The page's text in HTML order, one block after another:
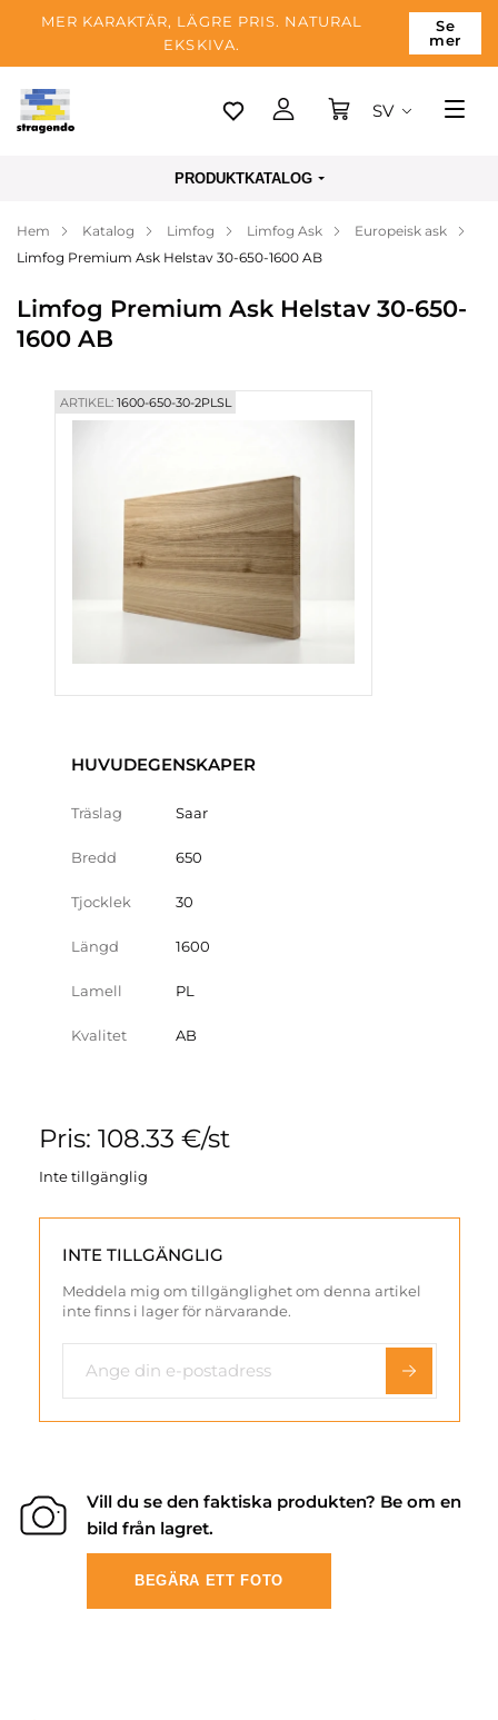
MER KARAKTÄR, LÄGRE PRIS. NATURAL
EKSKIVA.
Se
mer
Tallinn
Betalning
Blogg
SV
PRODUKTKATALOG
Hem Katalog Limfog Limfog Ask
Europeisk ask
Limfog Premium Ask Helstav 30-650-1600 AB
Limfog Premium Ask Helstav 30-650-
1600 AB
ARTIKEL:1600-650-30-2PLSL
HUVUDEGENSKAPER
Träslag Saar
Bredd 650
Tjocklek 30
Längd 1600
Lamell PL
Kvalitet AB
Pris: 108.33 €/st
Inte tillgänglig
INTE TILLGÄNGLIG
Meddela mig om tillgänglighet om denna artikel
inte finns i lager för närvarande.
Vill du se den faktiska produkten? Be om en
bild från lagret.
BEGÄRA ETT FOTO